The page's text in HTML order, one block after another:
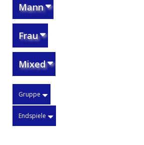
Mann
Frau
Mixed
Gruppe
Endspiele